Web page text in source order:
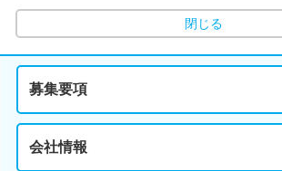
閉じる
募集要項
会社情報